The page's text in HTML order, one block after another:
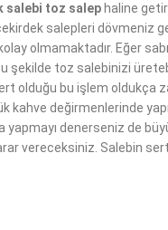
salebi toz salep haline
salepleri dövmeniz
olmamaktadır. Eğer
şekilde toz salebinizi
olduğu bu işlem oldukça
kahve değirmenlerinde
yapmayı denerseniz de
vereceksiniz. Salebin